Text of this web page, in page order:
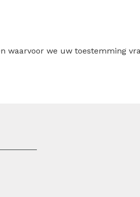
waarvoor we uw toestemming